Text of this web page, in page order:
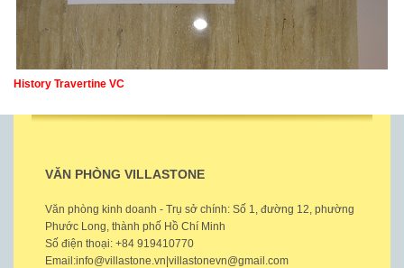
History Travertine VC
VĂN PHÒNG VILLASTONE
Văn phòng kinh doanh - Trụ sở chính: Số 1, đường 12, phường
Phước Long, thành phố Hồ Chí Minh
Số điện thoại: +84 919410770
Email:info@villastone.vn|villastonevn@gmail.com